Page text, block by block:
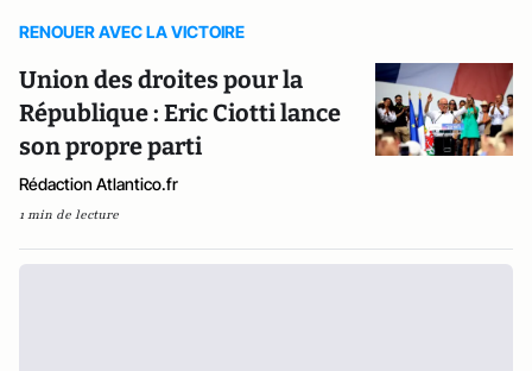
RENOUER AVEC LA VICTOIRE
Union des droites pour la
République : Eric Ciotti lance
son propre parti
Rédaction Atlantico.fr
1 min de lecture